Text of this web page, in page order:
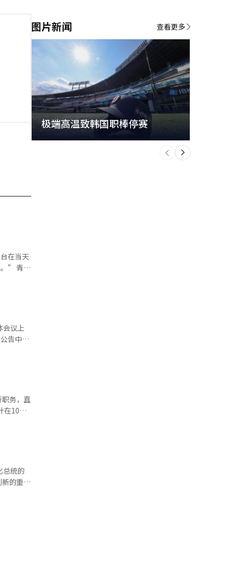
在当天
。” 青瓦
南北对
式开始
为，
政的原
北韩的
两国
会议上
告中表
权保护
查与起
方原则
和受害
离起诉
的全面
作用，
更加富
止检察
废除补
部长承
何人事
图片新闻
极端高温致韩国职棒停赛
下
一
个
查看更多